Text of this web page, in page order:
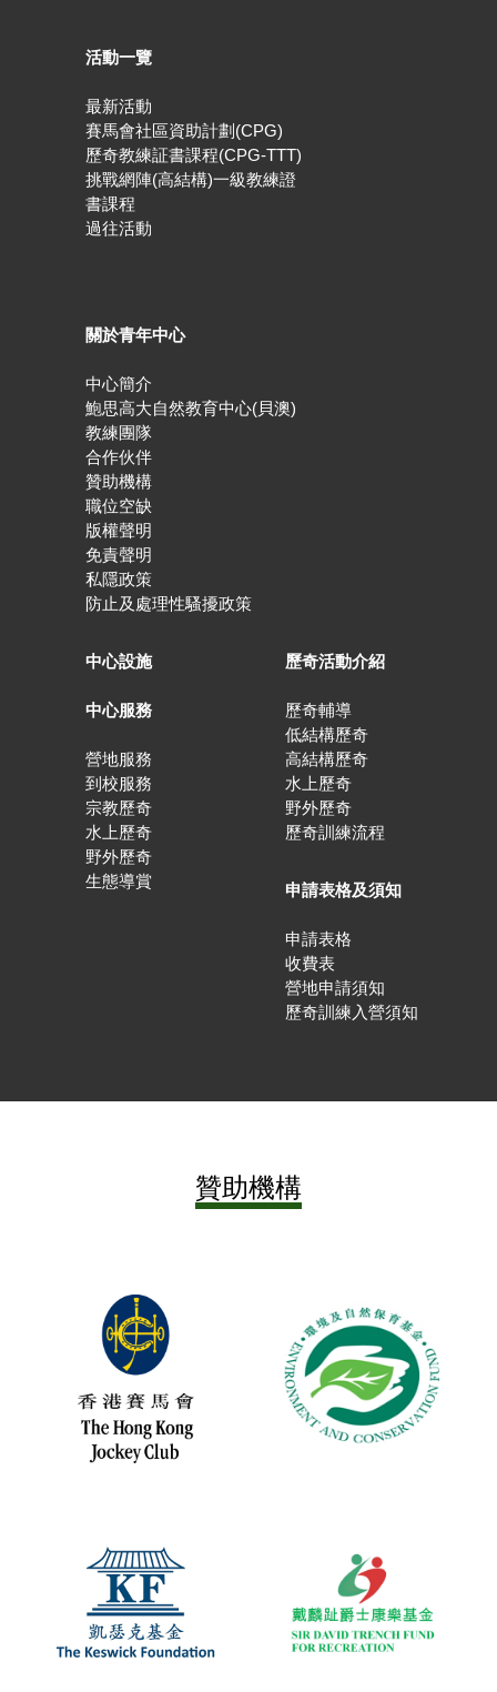
活動一覽
最新活動
賽馬會社區資助計劃(CPG)
歷奇教練証書課程(CPG-TTT)
挑戰網陣(高結構)一級教練證
書課程
過往活動
關於青年中心
中心簡介
鮑思高大自然教育中心(貝澳)
教練團隊
合作伙伴
贊助機構
職位空缺
版權聲明
免責聲明
私隱政策
防止及處理性騷擾政策
中心設施
中心服務
營地服務
到校服務
宗教歷奇
水上歷奇
野外歷奇
生態導賞
歷奇活動介紹
歷奇輔導
低結構歷奇
高結構歷奇
水上歷奇
野外歷奇
歷奇訓練流程
申請表格及須知
申請表格
收費表
營地申請須知
歷奇訓練入營須知
贊助機構